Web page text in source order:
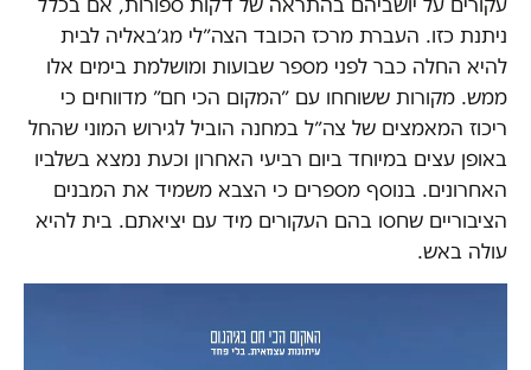
ניתנת כזו. העברת מרכז הכובד הצה״לי מג׳באליה לבית
להיא החלה כבר לפני מספר שבועות ומושלמת בימים אלו
ממש. מקורות ששוחחו עם ״המקום הכי חם״ מדווחים כי
ריכוז המאמצים של צה״ל במחנה הוביל לגירוש המוני שהחל
באופן עצים במיוחד ביום רביעי האחרון וכעת נמצא בשלביו
האחרונים. בנוסף מספרים כי הצבא משמיד את המבנים
הציבוריים שחסו בהם העקורים מיד עם יציאתם. בית להיא
עולה באש.